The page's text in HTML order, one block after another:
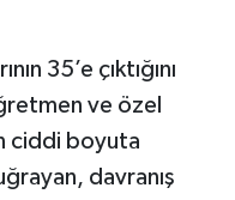
35’e çıktığını
ve özel
ciddi boyuta
davranış